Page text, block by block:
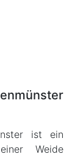
ist ein
Weide